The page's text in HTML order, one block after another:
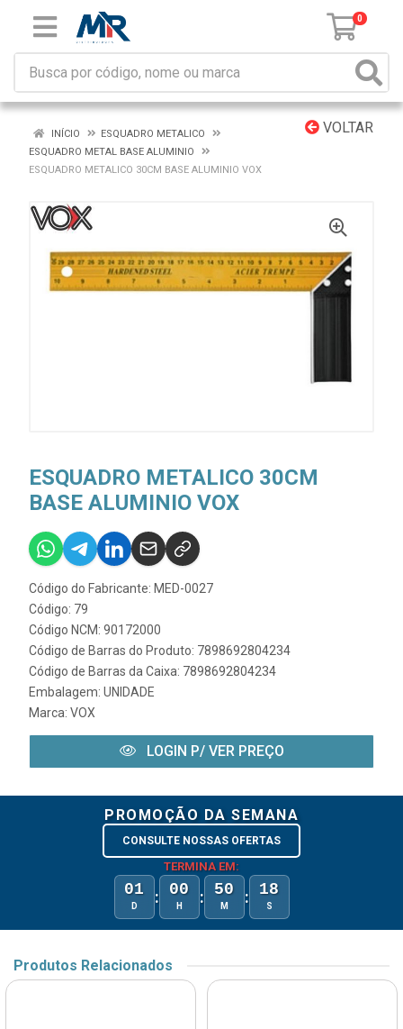
0
VOLTAR
INÍCIO
ESQUADRO METALICO
ESQUADRO METAL BASE ALUMINIO
ESQUADRO METALICO 30CM BASE ALUMINIO VOX
ESQUADRO METALICO 30CM
BASE ALUMINIO VOX
Código do Fabricante: MED-0027
Código: 79
Código NCM: 90172000
Código de Barras do Produto: 7898692804234
Código de Barras da Caixa: 7898692804234
Embalagem: UNIDADE
Marca: VOX
LOGIN P/ VER PREÇO
PROMOÇÃO DA SEMANA
CONSULTE NOSSAS OFERTAS
TERMINA EM:
01
D : 00
H : 50
M : 18
S
Produtos Relacionados